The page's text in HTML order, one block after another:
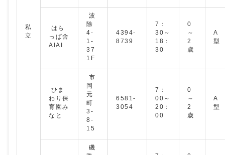
私
立
はら
っぱ舎
AIAI
波
除
4-
1-
37
1F
4394-
8739
7：
30～
18：
30
0
～
2
歳
A
型
ひま
わり保
育園み
なと
市
岡
元
町
3-
8-
15
6581‐
3054
7：
00～
20：
00
0
～
2
歳
A
型
磯